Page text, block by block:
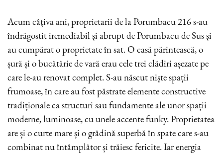
Acum câțiva ani, proprietarii de la Porumbacu 216 s-au
îndrăgostit iremediabil și abrupt de Porumbacu de Sus și
au cumpărat o proprietate în sat. O casă părintească, o
șură și o bucătărie de vară erau cele trei clădiri așezate pe
care le-au renovat complet. S-au născut niște spații
frumoase, în care au fost păstrate elemente constructive
tradiționale ca structuri sau fundamente ale unor spații
moderne, luminoase, cu unele accente funky. Proprietatea
are și o curte mare și o grădină superbă în spate care s-au
combinat nu întâmplător și trăiesc fericite. Iar energia